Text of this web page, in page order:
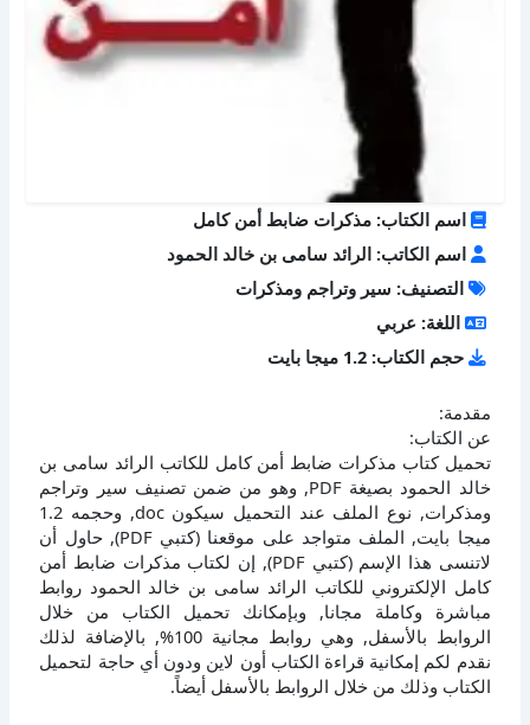
اسم الكتاب: مذكرات ضابط أمن كامل
اسم الكاتب: الرائد سامى بن خالد الحمود
التصنيف: سير وتراجم ومذكرات
اللغة: عربي
حجم الكتاب: 1.2 ميجا بايت
مقدمة:
عن الكتاب:
تحميل كتاب مذكرات ضابط أمن كامل للكاتب الرائد سامى بن
خالد الحمود بصيغة PDF, وهو من ضمن تصنيف سير وتراجم
ومذكرات, نوع الملف عند التحميل سيكون doc, وحجمه 1.2
ميجا بايت, الملف متواجد على موقعنا (كتبي PDF), حاول أن
لاتنسى هذا الإسم (كتبي PDF), إن لكتاب مذكرات ضابط أمن
كامل الإلكتروني للكاتب الرائد سامى بن خالد الحمود روابط
مباشرة وكاملة مجانا, وبإمكانك تحميل الكتاب من خلال
الروابط بالأسفل, وهي روابط مجانية 100%, بالإضافة لذلك
نقدم لكم إمكانية قراءة الكتاب أون لاين ودون أي حاجة لتحميل
الكتاب وذلك من خلال الروابط بالأسفل أيضاً.